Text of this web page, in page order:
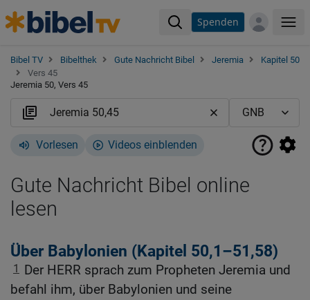
Spenden
Bibel TV Bibelthek Gute Nachricht Bibel Jeremia
Kapitel 50
Vers 45
Jeremia 50, Vers 45
Vorlesen Videos einblenden
Gute Nachricht Bibel online
lesen
Über Babylonien (Kapitel 50,1–51,58)
1 Der HERR sprach zum Propheten Jeremia und
befahl ihm, über Babylonien und seine